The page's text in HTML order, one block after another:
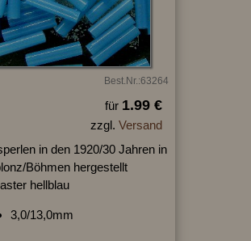
Best.Nr.:63264
für 1.99 €
zzgl. Versand
in den 1920/30 Jahren in
Böhmen hergestellt
hellblau
3,0/13,0mm